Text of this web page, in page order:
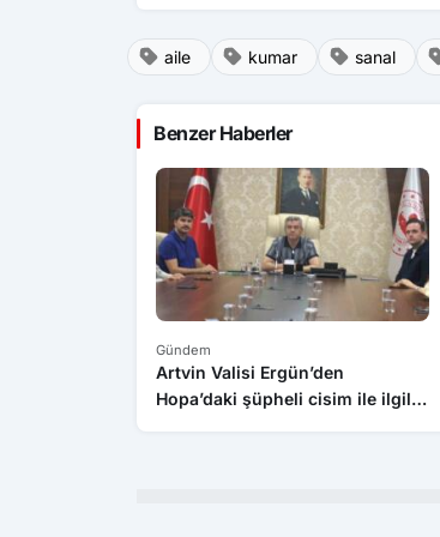
aile kumar sanal
Benzer Haberler
Gündem
Artvin Valisi Ergün’den
Hopa’daki şüpheli cisim ile ilgili